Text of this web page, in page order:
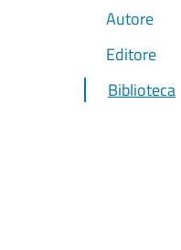
Autore
Editore
Biblioteca